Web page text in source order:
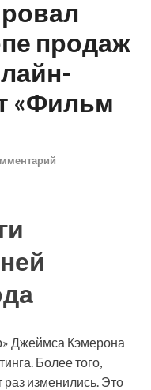
продаж
«Фильм
Джеймса Кэмерона
Более того,
раз изменились. Это